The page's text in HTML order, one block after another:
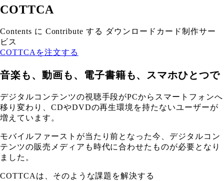
COTTCA
Contents に Contribute する ダウンロードカード制作サー
ビス
COTTCAを注文する
音楽も、動画も、電子書籍も、スマホひとつで
デジタルコンテンツの視聴手段がPCからスマートフォンへ
移り変わり、CDやDVDの再生環境を持たないユーザーが
増えています。
モバイルファーストが当たり前となった今、デジタルコン
テンツの販売メディアも時代に合わせたものが必要となり
ました。
COTTCAは、そのような課題を解決する